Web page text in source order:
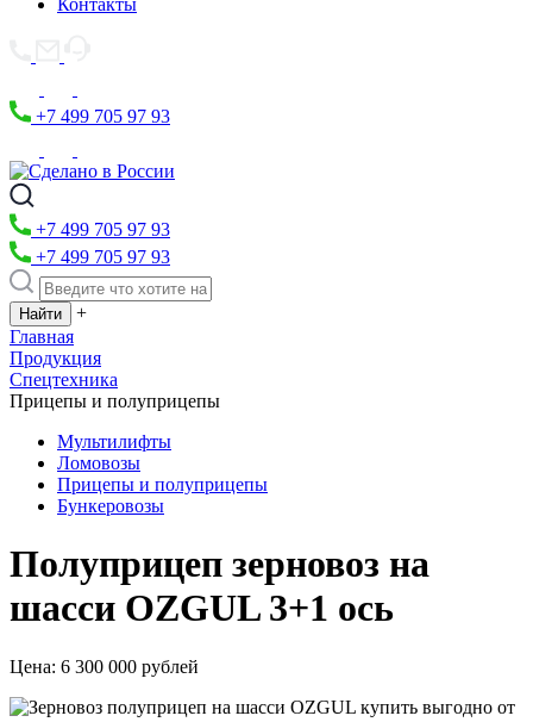
Контакты
+7 499 705 97 93
+7 499 705 97 93
+7 499 705 97 93
+
Главная
Продукция
Спецтехника
Прицепы и полуприцепы
Мультилифты
Ломовозы
Прицепы и полуприцепы
Бункеровозы
Полуприцеп зерновоз на
шасси OZGUL 3+1 ось
Цена: 6 300 000 рублей